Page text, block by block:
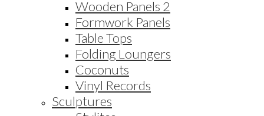
Wooden Panels 2
Formwork Panels
Table Tops
Folding Loungers
Coconuts
Vinyl Records
Sculptures